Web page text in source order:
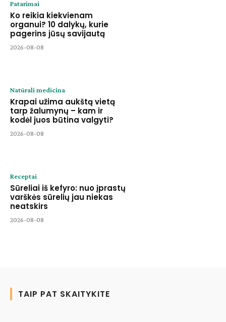
Patarimai
Ko reikia kiekvienam
organui? 10 dalykų, kurie
pagerins jūsų savijautą
2026-08-08
Natūrali medicina
Krapai užima aukštą vietą
tarp žalumynų – kam ir
kodėl juos būtina valgyti?
2026-08-08
Receptai
Sūreliai iš kefyro: nuo įprastų
varškės sūrelių jau niekas
neatskirs
2026-08-08
TAIP PAT SKAITYKITE